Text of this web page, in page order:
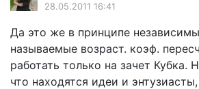
28.05.2011 16:41
Да это же в принципе
называемые возраст. коэф.
работать только на зачет Кубка.
что находятся идеи и